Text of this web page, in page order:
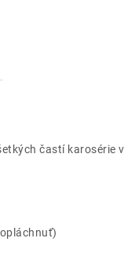
častí karosérie v